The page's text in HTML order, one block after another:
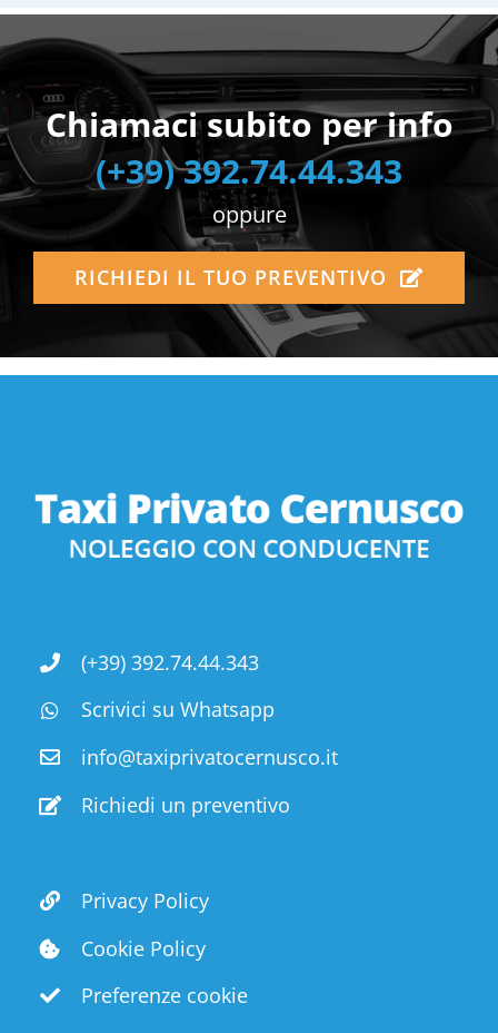
Chiamaci subito per info
(+39) 392.74.44.343
oppure
RICHIEDI IL TUO PREVENTIVO
(+39) 392.74.44.343
Scrivici su Whatsapp
info@taxiprivatocernusco.it
Richiedi un preventivo
Privacy Policy
Cookie Policy
Preferenze cookie